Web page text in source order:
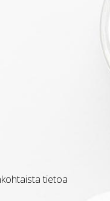
tietoa